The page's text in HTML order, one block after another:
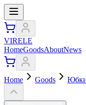
VIRELE
HomeGoodsAboutNews
Home Goods